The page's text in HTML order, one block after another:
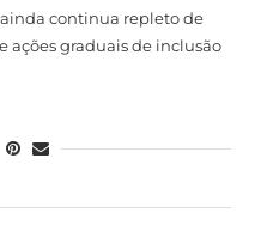
continua repleto de
ações graduais de inclusão